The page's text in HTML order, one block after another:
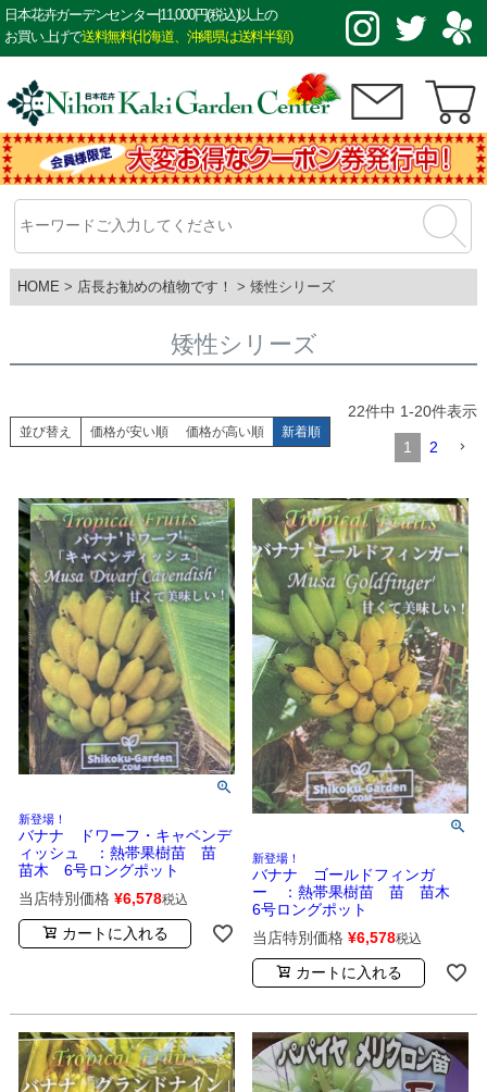
日本花卉ガーデンセンター|11,000円(税込)以上の
お買い上げで送料無料(北海道、沖縄県は送料半額)
HOME 店長お勧めの植物です！ 矮性シリーズ
矮性シリーズ
並び替え 価格が安い順 価格が高い順 新着順
22件中 1-20件表示
1 2
新登場！
バナナ ドワーフ・キャベンデ
ィッシュ ：熱帯果樹苗 苗
苗木 6号ロングポット
当店特別価格 ¥6,578税込
カートに入れる
新登場！
バナナ ゴールドフィンガ
ー ：熱帯果樹苗 苗 苗木
6号ロングポット
当店特別価格 ¥6,578税込
カートに入れる